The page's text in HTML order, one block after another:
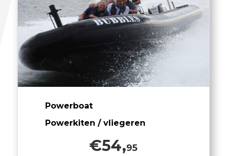
Powerboat
Powerkiten / vliegeren
€54,95